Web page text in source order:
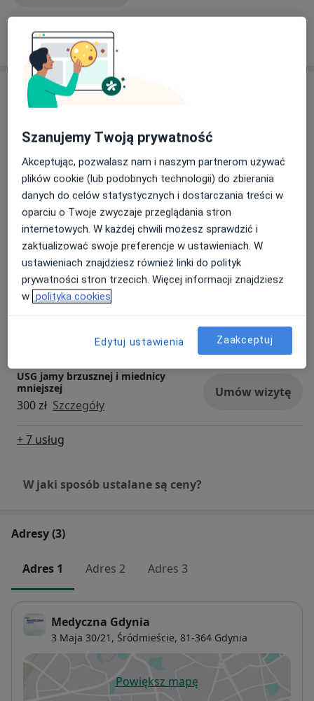
Usługi i ceny
kobiet
800 zł Szczegóły
Pakiet badań radiologicznych dla
mężczyzn
770 zł Szczegóły
Umów wizytę
Pakiet badań radiologicznych dla
noworodków
520 zł Szczegóły
Umów wizytę
Szczegóły Umów wizytę
USG jamy brzusznej i miednicy
mniejszej
300 zł Szczegóły
Umów wizytę
+ 7 usług
W jaki sposób ustalane są ceny?
Adresy (3)
Adres 1 Adres 2 Adres 3
Medyczna Gdynia
3 Maja 30/21, Śródmieście, 81-364 Gdynia
Powiększ mapęotwiera się w nowej karcie
Szanujemy Twoją prywatność
Akceptując, pozwalasz nam i naszym partnerom używać
plików cookie (lub podobnych technologii) do zbierania
danych do celów statystycznych i dostarczania treści w
oparciu o Twoje zwyczaje przeglądania stron
internetowych. W każdej chwili możesz sprawdzić i
zaktualizować swoje preferencje w ustawieniach. W
ustawieniach znajdziesz również linki do polityk
prywatności stron trzecich. Więcej informacji znajdziesz
w polityka cookies
Edytuj ustawienia Zaakceptuj